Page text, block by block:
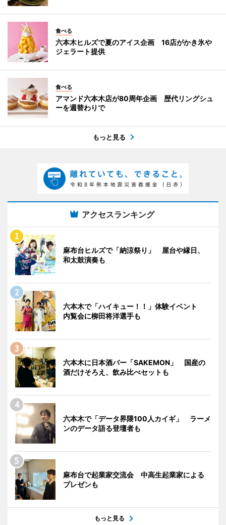
食べる
六本木ヒルズで夏のアイス企画 16店がかき氷や
ジェラート提供
食べる
アマンド六本木店が80周年企画 歴代リングシュ
ーを週替わりで
もっと見る
アクセスランキング
麻布台ヒルズで「納涼祭り」 屋台や縁日、
和太鼓演奏も
六本木で「ハイキュー！！」体験イベント
内覧会に柳田将洋選手も
六本木に日本酒バー「SAKEMON」 国産の
酒だけそろえ、飲み比べセットも
六本木で「データ界隈100人カイギ」 ラーメ
ンのデータ語る登壇者も
麻布台で起業家交流会 中高生起業家による
プレゼンも
もっと見る